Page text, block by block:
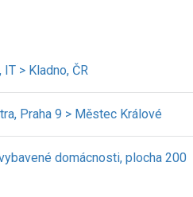
> Kladno, ČR
Praha 9 > Městec Králové
domácnosti, plocha 200